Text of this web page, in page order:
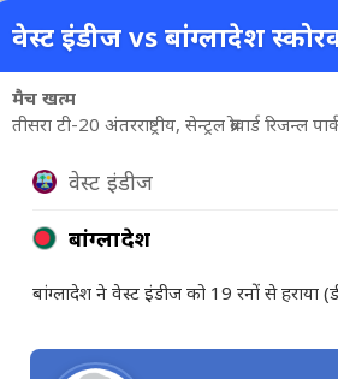
वेस्ट इंडीज vs बांग्लादेश
मैच खत्म
तीसरा टी-20 अंतरराष्ट्रीय, सेन्ट्रल ब्रोवार्ड रिजन्ल
वेस्ट इंडीज
बांग्लादेश
बांग्लादेश ने वेस्ट इंडीज को 19 रनों से हराया